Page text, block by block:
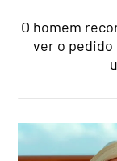
O homem
ver o pedido